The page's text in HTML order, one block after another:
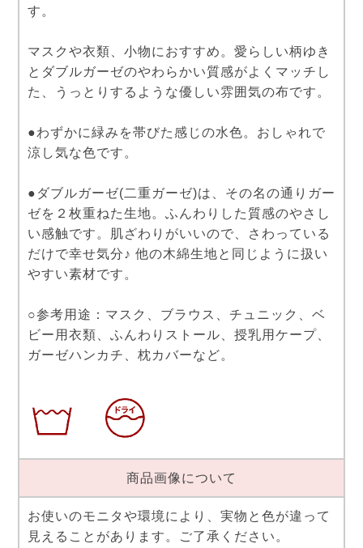
す。
マスクや衣類、小物におすすめ。愛らしい柄ゆき
とダブルガーゼのやわらかい質感がよくマッチし
た、うっとりするような優しい雰囲気の布です。
●わずかに緑みを帯びた感じの水色。おしゃれで
涼し気な色です。
●ダブルガーゼ(二重ガーゼ)は、その名の通りガー
ゼを２枚重ねた生地。ふんわりした質感のやさし
い感触です。肌ざわりがいいので、さわっている
だけで幸せ気分♪ 他の木綿生地と同じように扱い
やすい素材です。
○参考用途：マスク、ブラウス、チュニック、ベ
ビー用衣類、ふんわりストール、授乳用ケープ、
ガーゼハンカチ、枕カバーなど。
商品画像について
お使いのモニタや環境により、実物と色が違って
見えることがあります。ご了承ください。